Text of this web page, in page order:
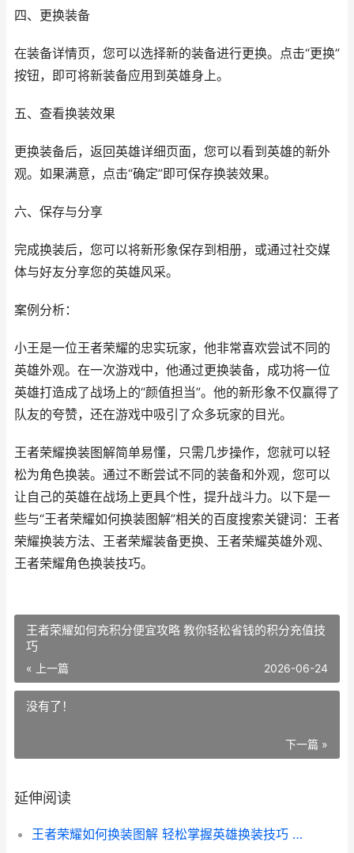
四、更换装备
在装备详情页，您可以选择新的装备进行更换。点击“更换”
按钮，即可将新装备应用到英雄身上。
五、查看换装效果
更换装备后，返回英雄详细页面，您可以看到英雄的新外
观。如果满意，点击“确定”即可保存换装效果。
六、保存与分享
完成换装后，您可以将新形象保存到相册，或通过社交媒
体与好友分享您的英雄风采。
案例分析：
小王是一位王者荣耀的忠实玩家，他非常喜欢尝试不同的
英雄外观。在一次游戏中，他通过更换装备，成功将一位
英雄打造成了战场上的“颜值担当”。他的新形象不仅赢得了
队友的夸赞，还在游戏中吸引了众多玩家的目光。
王者荣耀换装图解简单易懂，只需几步操作，您就可以轻
松为角色换装。通过不断尝试不同的装备和外观，您可以
让自己的英雄在战场上更具个性，提升战斗力。以下是一
些与“王者荣耀如何换装图解”相关的百度搜索关键词：王者
荣耀换装方法、王者荣耀装备更换、王者荣耀英雄外观、
王者荣耀角色换装技巧。
王者荣耀如何充积分便宜攻略 教你轻松省钱的积分充值技
巧
« 上一篇 2026-06-24
没有了！
下一篇 »
延伸阅读
王者荣耀如何换装图解 轻松掌握英雄换装技巧 提升战斗力攻略